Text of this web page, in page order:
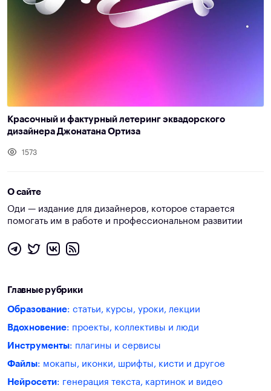
Красочный и фактурный летеринг эквадорского
дизайнера Джонатана Ортиза
1573
О сайте
Оди — издание для дизайнеров, которое старается
помогать им в работе и профессиональном развитии
Главные рубрики
Образование: статьи, курсы, уроки, лекции
Вдохновение: проекты, коллективы и люди
Инструменты: плагины и сервисы
Файлы: мокапы, иконки, шрифты, кисти и другое
Нейросети: генерация текста, картинок и видео